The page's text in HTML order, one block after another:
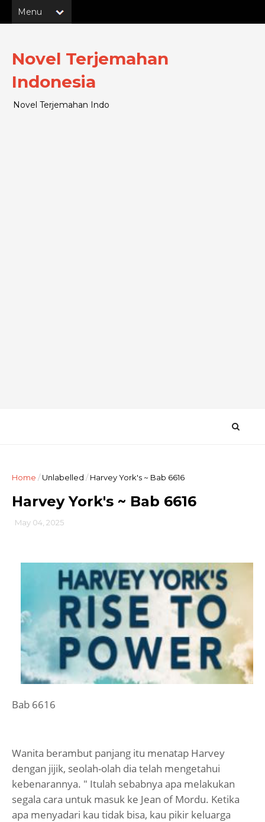
Novel Terjemahan
Indonesia
Novel Terjemahan Indo
Home /Unlabelled / Harvey York's ~ Bab 6616
Harvey York's ~ Bab 6616
May 04, 2025
Bab 6616
Wanita berambut panjang itu menatap Harvey
dengan jijik, seolah-olah dia telah mengetahui
kebenarannya. " Itulah sebabnya apa melakukan
segala cara untuk masuk ke Jean of Mordu. Ketika
apa menyadari kau tidak bisa, kau pikir keluarga